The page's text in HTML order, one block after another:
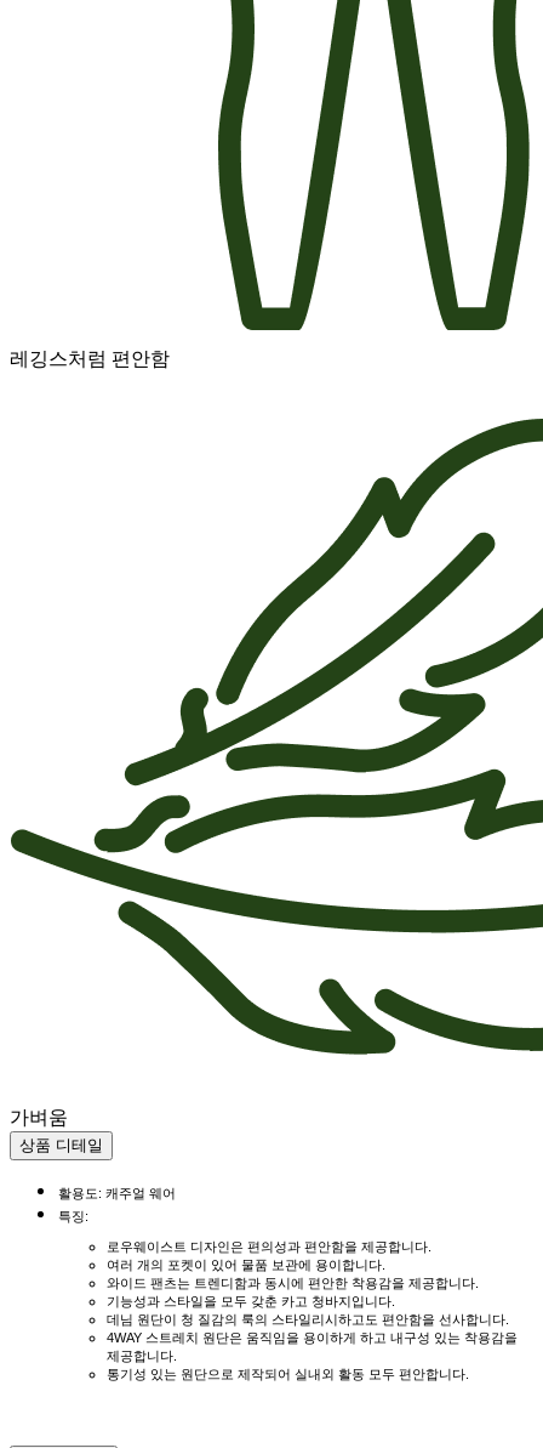
레깅스처럼 편안함
가벼움
상품 디테일
활용도: 캐주얼 웨어
특징:
로우웨이스트 디자인은 편의성과 편안함을 제공합니다.
여러 개의 포켓이 있어 물품 보관에 용이합니다.
와이드 팬츠는 트렌디함과 동시에 편안한 착용감을 제공합니다.
기능성과 스타일을 모두 갖춘 카고 청바지입니다.
데님 원단이 청 질감의 룩의 스타일리시하고도 편안함을 선사합니다.
4WAY 스트레치 원단은 움직임을 용이하게 하고 내구성 있는 착용감을
제공합니다.
통기성 있는 원단으로 제작되어 실내외 활동 모두 편안합니다.